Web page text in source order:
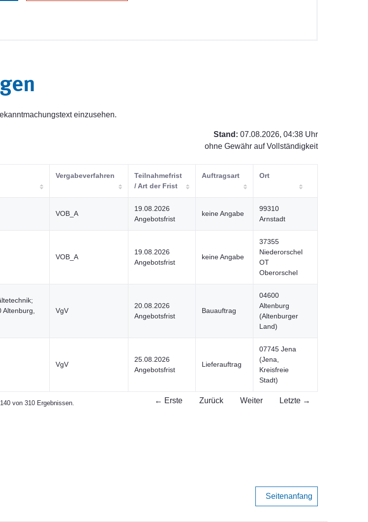
einzusehen.
Stand: 07.08.2026, 04:38 Uhr
ohne Gewähr auf Vollständigkeit
Vergabeverfahren
Teilnahmefrist
/ Art der Frist
Auftragsart Ort
VOB_A
19.08.2026
Angebotsfrist
keine Angabe
99310
Arnstadt
VOB_A
19.08.2026
Angebotsfrist
keine Angabe
37355
Niederorschel
OT
Oberorschel
VgV
20.08.2026
Angebotsfrist
Bauauftrag
04600
Altenburg
(Altenburger
Land)
VgV
25.08.2026
Angebotsfrist
Lieferauftrag
07745 Jena
(Jena,
Kreisfreie
Stadt)
von 310 Ergebnissen. ← Erste Zurück Weiter Letzte →
Seitenanfang